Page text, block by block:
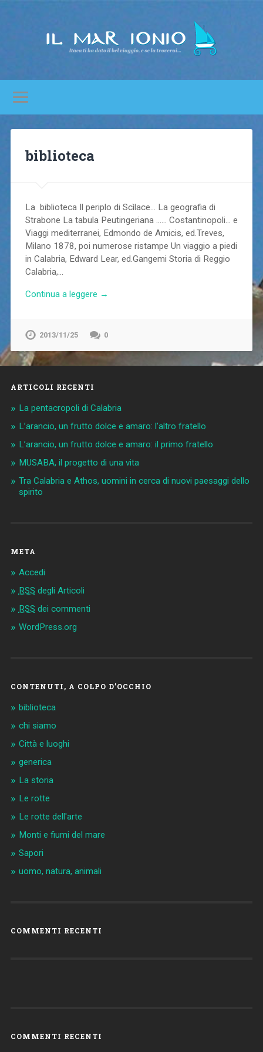
biblioteca
La biblioteca Il periplo di Scìlace… La geografia di
Strabone La tabula Peutingeriana …… Costantinopoli… e
Viaggi mediterranei, Edmondo de Amicis, ed.Treves,
Milano 1878, poi numerose ristampe Un viaggio a piedi
in Calabria, Edward Lear, ed.Gangemi Storia di Reggio
Calabria,…
Continua a leggere →
2013/11/25 0
ARTICOLI RECENTI
La pentacropoli di Calabria
L’arancio, un frutto dolce e amaro: l’altro fratello
L’arancio, un frutto dolce e amaro: il primo fratello
MUSABA, il progetto di una vita
Tra Calabria e Athos, uomini in cerca di nuovi paesaggi dello
spirito
META
Accedi
RSS degli Articoli
RSS dei commenti
WordPress.org
CONTENUTI, A COLPO D’OCCHIO
biblioteca
chi siamo
Città e luoghi
generica
La storia
Le rotte
Le rotte dell'arte
Monti e fiumi del mare
Sapori
uomo, natura, animali
COMMENTI RECENTI
COMMENTI RECENTI